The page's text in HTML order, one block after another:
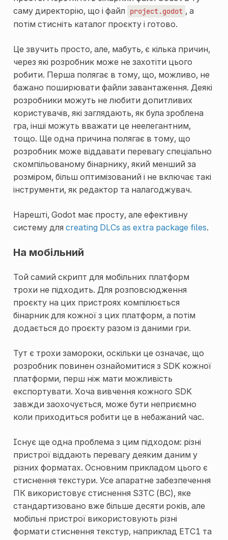
саму директорію, що і файл
project.godot , а
потім стисніть каталог проєкту і готово.
Це звучить просто, але, мабуть, є кілька причин,
через які розробник може не захотіти цього
робити. Перша полягає в тому, що, можливо, не
бажано поширювати файли завантаження. Деякі
розробники можуть не любити допитливих
користувачів, які заглядають, як була зроблена
гра, інші можуть вважати це неелегантним,
тощо. Ще одна причина полягає в тому, що
розробник може віддавати перевагу спеціально
скомпільованому бінарнику, який менший за
розміром, більш оптимізований і не включає такі
інструменти, як редактор та налагоджувач.
Нарешті, Godot має просту, але ефективну
систему для creating DLCs as extra package files.
На мобільний
Той самий скрипт для мобільних платформ
трохи не підходить. Для розповсюдження
проєкту на цих пристроях компілюється
бінарник для кожної з цих платформ, а потім
додається до проєкту разом із даними гри.
Тут є трохи замороки, оскільки це означає, що
розробник повинен ознайомитися з SDK кожної
платформи, перш ніж мати можливість
експортувати. Хоча вивчення кожного SDK
завжди заохочується, може бути неприємно
коли приходиться робити це в небажаний час.
Існує ще одна проблема з цим підходом: різні
пристрої віддають перевагу деяким даним у
різних форматах. Основним прикладом цього є
стиснення текстури. Усе апаратне забезпечення
ПК використовує стиснення S3TC (BC), яке
стандартизовано вже більше десяти років, але
мобільні пристрої використовують різні
формати стиснення текстур, наприклад ETC1 та